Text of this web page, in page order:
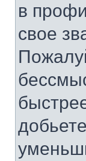
в
свое